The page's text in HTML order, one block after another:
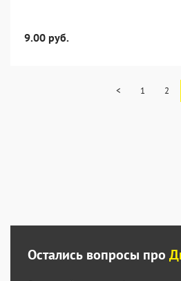
9.00 руб.
< 1 2
Остались вопросы про